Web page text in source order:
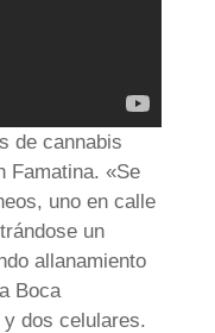
de cannabis
Famatina. «Se
uno en calle
un
allanamiento
Boca
dos celulares.